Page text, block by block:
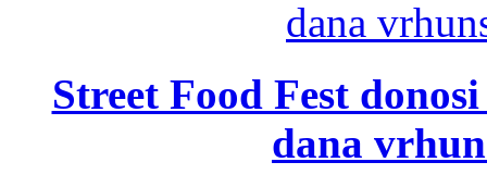
Street Food Fest
dana